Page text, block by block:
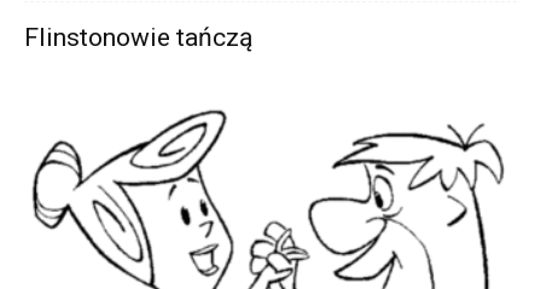
Flinstonowie tańczą